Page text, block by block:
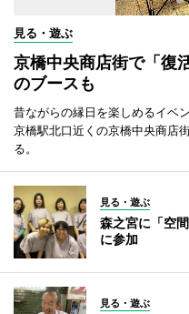
見る・遊ぶ
京橋中央商店街で「
のブースも
昔ながらの縁日を楽しめるイベ
京橋駅北口近くの京橋中央商店
る。
見る・遊ぶ
森之宮に「空
に参加
見る・遊ぶ